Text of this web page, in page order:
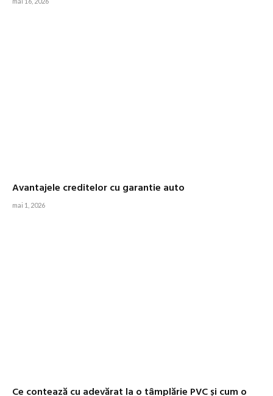
Avantajele creditelor cu garantie auto
mai 1, 2026
Ce contează cu adevărat la o tâmplărie PVC și cum o